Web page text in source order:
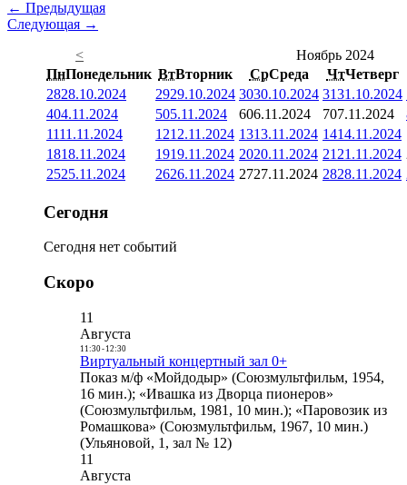
← Предыдущая
Следующая →
<
Ноябрь 2024
ПнПонедельник ВтВторник СрСреда ЧтЧетверг
2828.10.2024 2929.10.2024 3030.10.2024 3131.10.2024
404.11.2024 505.11.2024 606.11.2024 707.11.2024
1111.11.2024 1212.11.2024 1313.11.2024 1414.11.2024
1818.11.2024 1919.11.2024 2020.11.2024 21 21.11.2024
2525.11.2024 2626.11.2024 2727.11.2024 2828.11.2024
Сегодня
Сегодня нет событий
Скоро
11
Августа
11:30- 12:30
Виртуальный концертный зал 0+
Показ м/ф «Мойдодыр» (Союзмультфильм, 1954,
16 мин.); «Ивашка из Дворца пионеров»
(Союзмультфильм, 1981, 10 мин.); «Паровозик из
Ромашкова» (Союзмультфильм, 1967, 10 мин.)
(Ульяновой, 1, зал № 12)
11
Августа